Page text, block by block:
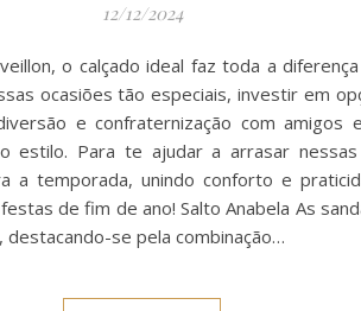
12/12/2024
o calçado ideal faz toda a
ocasiões tão especiais, investir em
e confraternização com amigos
estilo. Para te ajudar a arrasar
a temporada, unindo conforto e
de fim de ano! Salto Anabela As
se pela combinação…